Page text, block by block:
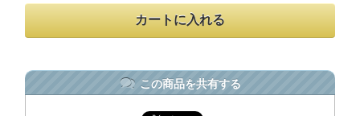
この商品を共有する